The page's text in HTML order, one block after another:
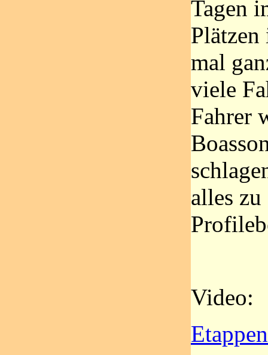
Tagen
mal
viele
Fahrer
alles
Video: